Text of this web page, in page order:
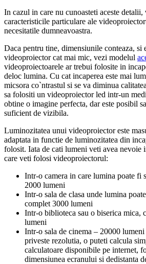
In cazul in care nu cunoasteti aceste
caracteristicile particulare ale
necesitatile dumneavoastra.
Daca pentru tine, dimensiunile conteaza, si
videoproiector cat mai mic, vezi modelul
videoproiectoarele ar trebui folosite in
deloc lumina. Cu cat incaperea este mai
micsora co`ntrastul si se va diminua
sa folositi un videoproiector led intr-un
obtine o imagine perfecta, dar este posibil
suficient de vizibila.
Luminozitatea unui videoproiector este
adaptata in functie de luminozitatea din
folosit. Iata de cati lumeni veti avea nevoie
care veti folosi videoproiectorul:
Intr-o camera in care lumina poate fi
2000 lumeni
Intr-o sala de clasa unde lumina
complet 3000 lumeni
Intr-o biblioteca sau o biserica mica,
lumeni
Intr-o sala de cinema – 20000
priveste rezolutia, o puteti calcula
calculatoare disponibile pe internet,
dimensiunea ecranului si dedistanta